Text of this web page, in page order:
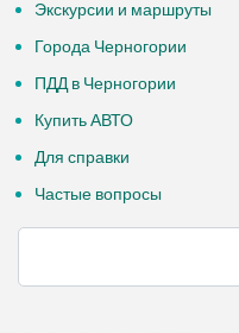
Экскурсии и маршруты
Города Черногории
ПДД в Черногории
Купить АВТО
Для справки
Частые вопросы